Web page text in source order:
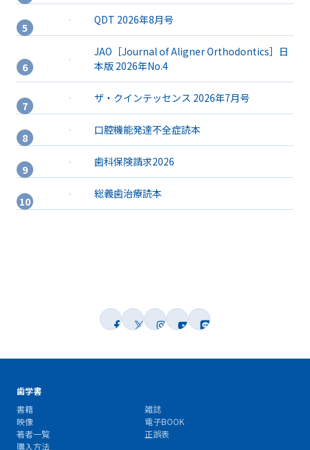
QDT 2026年8月号
JAO［Journal of Aligner Orthodontics］日
本版 2026年No.4
ザ・クインテッセンス 2026年7月号
口腔機能発達不全症読本
歯科保険請求2026
総義歯治療読本
歯学書
書籍
雑誌
映像
電子BOOK
著者一覧
正誤表
購入方法